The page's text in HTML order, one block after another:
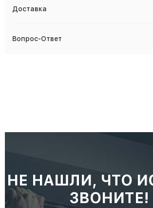
Доставка
Вопрос-Ответ
НЕ НАШЛИ, ЧТО
ЗВОНИТЕ!